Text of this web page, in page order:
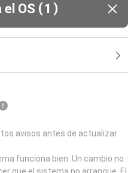
OS (1 )
avisos antes de actualizar
funciona bien. Un cambio no